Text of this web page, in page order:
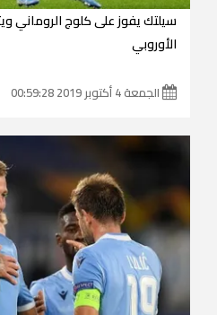
سيلتك يفوز على كلوج الروماني
الأوروبي
الجمعة 4 أكتوبر 2019 00:59:28